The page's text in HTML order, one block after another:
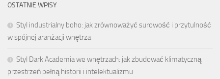
OSTATNIE WPISY
Styl industrialny boho: jak zrównoważyć surowość i przytulność
w spójnej aranżacji wnętrza
Styl Dark Academia we wnętrzach: jak zbudować klimatyczną
przestrzeń pełną historii i intelektualizmu